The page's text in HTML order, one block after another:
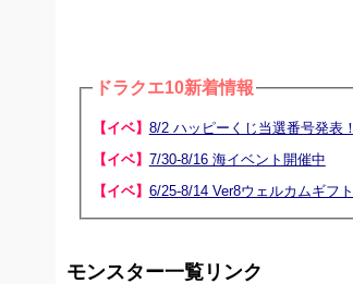
ドラクエ10新着情報
【イベ】 8/2 ハッピーくじ当選番号発表！
【イベ】 7/30-8/16 海イベント開催中
【イベ】 6/25-8/14 Ver8ウェルカムギフト
モンスター一覧リンク